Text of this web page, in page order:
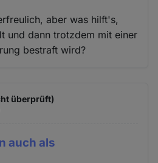
aber was hilft's,
und dann trotzdem mit einer
bestraft wird?
überprüft)
auch als